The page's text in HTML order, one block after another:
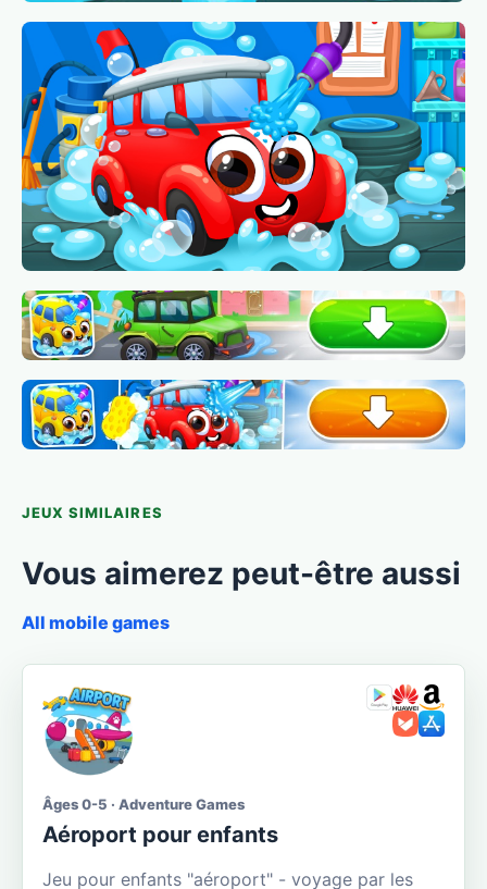
JEUX SIMILAIRES
Vous aimerez peut-être aussi
All mobile games
Âges 0-5 · Adventure Games
Aéroport pour enfants
Jeu pour enfants "aéroport" - voyage par les